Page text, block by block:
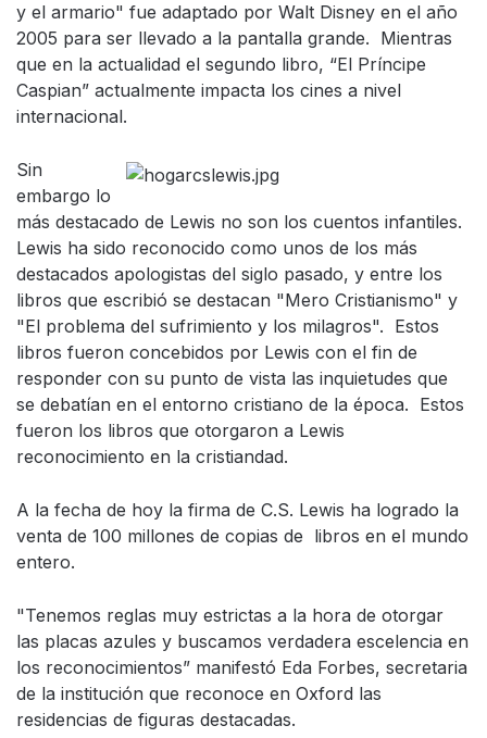
y el armario" fue adaptado por Walt Disney en el año
2005 para ser llevado a la pantalla grande. Mientras
que en la actualidad el segundo libro, “El Príncipe
Caspian” actualmente impacta los cines a nivel
internacional.
Sin
embargo lo
más destacado de Lewis no son los cuentos infantiles.
Lewis ha sido reconocido como unos de los más
destacados apologistas del siglo pasado, y entre los
libros que escribió se destacan "Mero Cristianismo" y
"El problema del sufrimiento y los milagros". Estos
libros fueron concebidos por Lewis con el fin de
responder con su punto de vista las inquietudes que
se debatían en el entorno cristiano de la época. Estos
fueron los libros que otorgaron a Lewis
reconocimiento en la cristiandad.
A la fecha de hoy la firma de C.S. Lewis ha logrado la
venta de 100 millones de copias de libros en el mundo
entero.
"Tenemos reglas muy estrictas a la hora de otorgar
las placas azules y buscamos verdadera escelencia en
los reconocimientos” manifestó Eda Forbes, secretaria
de la institución que reconoce en Oxford las
residencias de figuras destacadas.